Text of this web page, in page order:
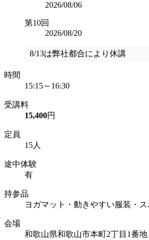
2026/08/06
第10回
2026/08/20
8/13は弊社都合により休講
時間
15:15～16:30
受講料
15,400円
定員
15人
途中体験
有
持参品
ヨガマット・動きやすい服装・
会場
和歌山県和歌山市本町2丁目1番地